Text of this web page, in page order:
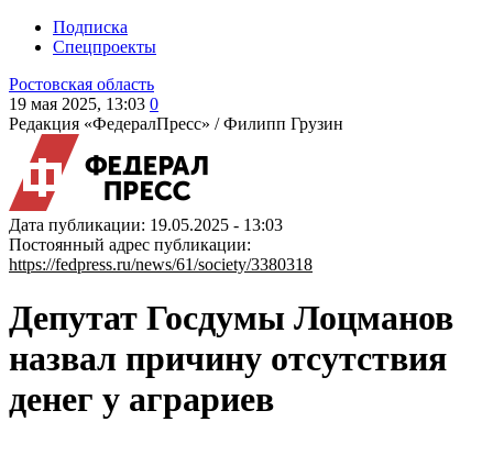
Подписка
Спецпроекты
Ростовская область
19 мая 2025, 13:03 0
Редакция «ФедералПресс» /Филипп Грузин
Дата публикации: 19.05.2025 - 13:03
Постоянный адрес публикации:
https://fedpress.ru/news/61/society/3380318
Депутат Госдумы Лоцманов
назвал причину отсутствия
денег у аграриев